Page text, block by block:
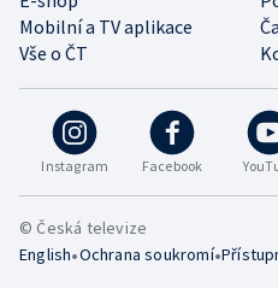
Instagram Facebook
Mobilní a TV aplikace
Vše o ČT
© Česká televize
English•Ochrana soukromí•